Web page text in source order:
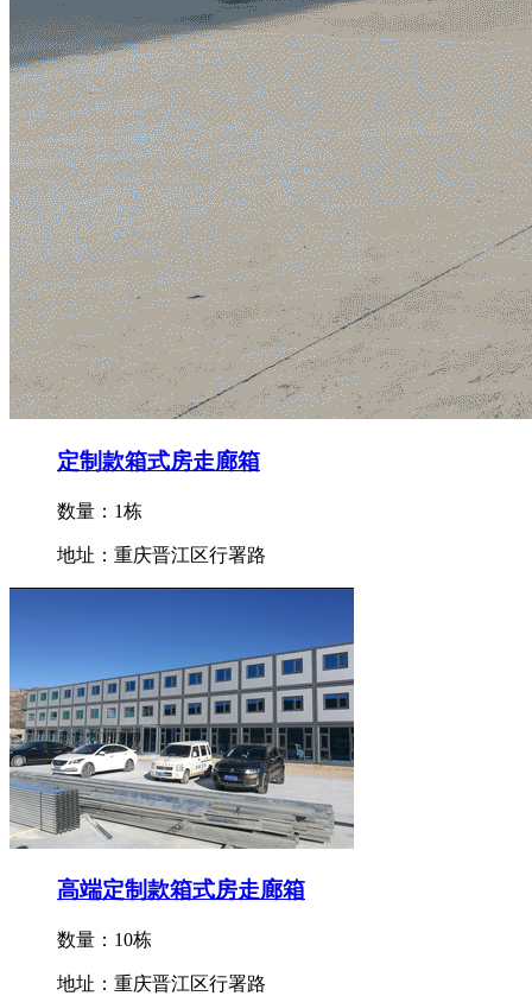
定制款箱式房走廊箱
数量：1栋
地址：重庆晋江区行署路
高端定制款箱式房走廊箱
数量：10栋
地址：重庆晋江区行署路